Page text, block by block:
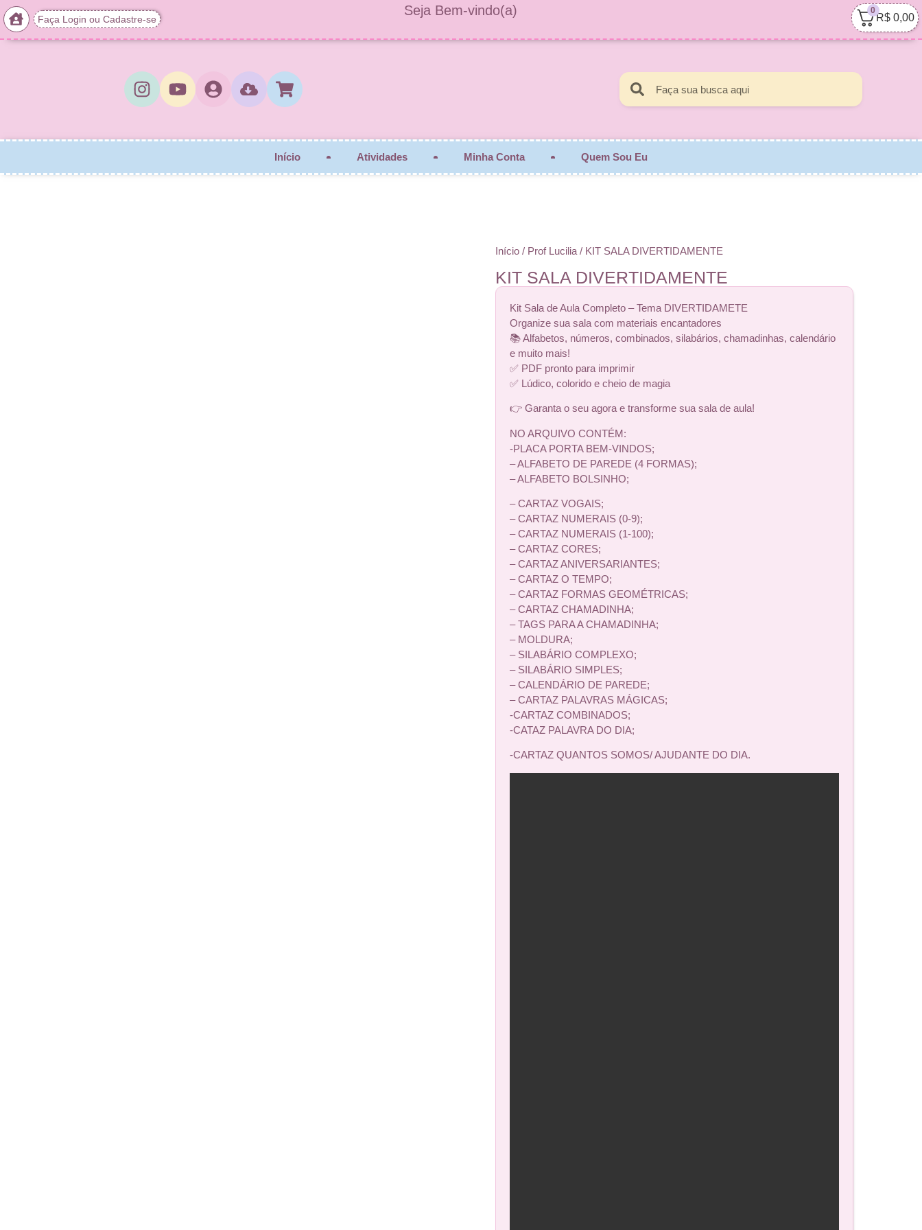
Faça Login ou Cadastre-se
Seja Bem-vindo(a) 0
R$0,00
Início Atividades Minha Conta Quem Sou Eu
Início / Prof Lucilia / KIT SALA DIVERTIDAMENTE
KIT SALA DIVERTIDAMENTE
Kit Sala de Aula Completo – Tema DIVERTIDAMETE
Organize sua sala com materiais encantadores
📚 Alfabetos, números, combinados, silabários, chamadinhas, calendário
e muito mais!
✅ PDF pronto para imprimir
✅ Lúdico, colorido e cheio de magia
👉 Garanta o seu agora e transforme sua sala de aula!
NO ARQUIVO CONTÉM:
-PLACA PORTA BEM-VINDOS;
– ALFABETO DE PAREDE (4 FORMAS);
– ALFABETO BOLSINHO;
– CARTAZ VOGAIS;
– CARTAZ NUMERAIS (0-9);
– CARTAZ NUMERAIS (1-100);
– CARTAZ CORES;
– CARTAZ ANIVERSARIANTES;
– CARTAZ O TEMPO;
– CARTAZ FORMAS GEOMÉTRICAS;
– CARTAZ CHAMADINHA;
– TAGS PARA A CHAMADINHA;
– MOLDURA;
– SILABÁRIO COMPLEXO;
– SILABÁRIO SIMPLES;
– CALENDÁRIO DE PAREDE;
– CARTAZ PALAVRAS MÁGICAS;
-CARTAZ COMBINADOS;
-CATAZ PALAVRA DO DIA;
-CARTAZ QUANTOS SOMOS/ AJUDANTE DO DIA.